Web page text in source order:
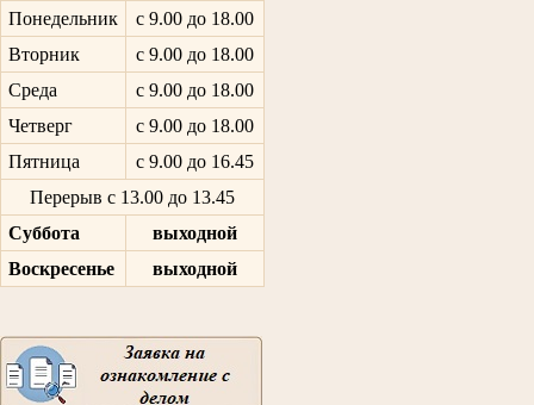
Понедельник
с 9.00 до 18.00
Вторник
с 9.00 до 18.00
Среда
с 9.00 до 18.00
Четверг
с 9.00 до 18.00
Пятница
с 9.00 до 16.45
Перерыв с 13.00 до 13.45
Суббота
выходной
Воскресенье
выходной